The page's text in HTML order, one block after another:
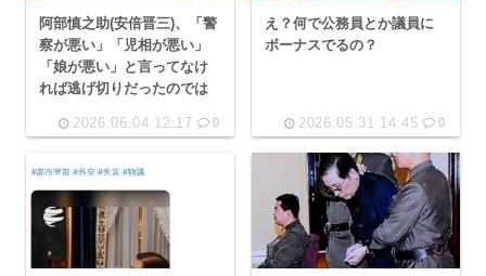
阿部慎之助(安倍晋三)、「警
察が悪い」「児相が悪い」
「娘が悪い」と言ってなけ
れば逃げ切りだったのでは
2026.06.04 12:17 0
え？何で公務員とか議員に
ボーナスでるの？
2026.05.31 14:45 0